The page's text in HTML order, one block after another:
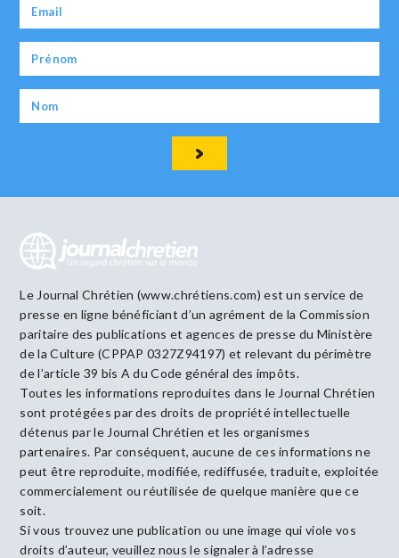
Le Journal Chrétien (www.chrétiens.com) est un service de
presse en ligne bénéficiant d’un agrément de la Commission
paritaire des publications et agences de presse du Ministère
de la Culture (CPPAP 0327Z94197) et relevant du périmètre
de l’article 39 bis A du Code général des impôts.
Toutes les informations reproduites dans le Journal Chrétien
sont protégées par des droits de propriété intellectuelle
détenus par le Journal Chrétien et les organismes
partenaires. Par conséquent, aucune de ces informations ne
peut être reproduite, modifiée, rediffusée, traduite, exploitée
commercialement ou réutilisée de quelque manière que ce
soit.
Si vous trouvez une publication ou une image qui viole vos
droits d’auteur, veuillez nous le signaler à l’adresse